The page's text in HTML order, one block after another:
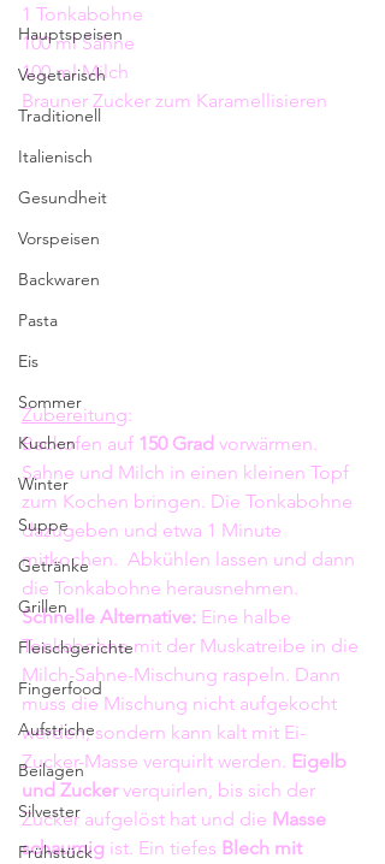
Hauptspeisen
Vegetarisch
Traditionell
Italienisch
Gesundheit
Vorspeisen
Backwaren
Pasta
Eis
Sommer
Kuchen
Winter
Suppe
Getränke
Grillen
Fleischgerichte
Fingerfood
Aufstriche
Beilagen
Silvester
Frühstück
1 Tonkabohne
100 ml Sahne
100 ml Milch
Brauner Zucker zum Karamellisieren
Zubereitung:
Backofen auf 150 Grad vorwärmen.
Sahne und Milch in einen kleinen Topf
zum Kochen bringen. Die Tonkabohne
dazugeben und etwa 1 Minute
mitkochen.  Abkühlen lassen und dann
die Tonkabohne herausnehmen.
Schnelle Alternative: Eine halbe
Tonkabohne mit der Muskatreibe in die
Milch-Sahne-Mischung raspeln. Dann
muss die Mischung nicht aufgekocht
werden, sondern kann kalt mit Ei-
Zucker-Masse verquirlt werden. Eigelb
und Zucker verquirlen, bis sich der
Zucker aufgelöst hat und die Masse
schaumig ist. Ein tiefes Blech mit